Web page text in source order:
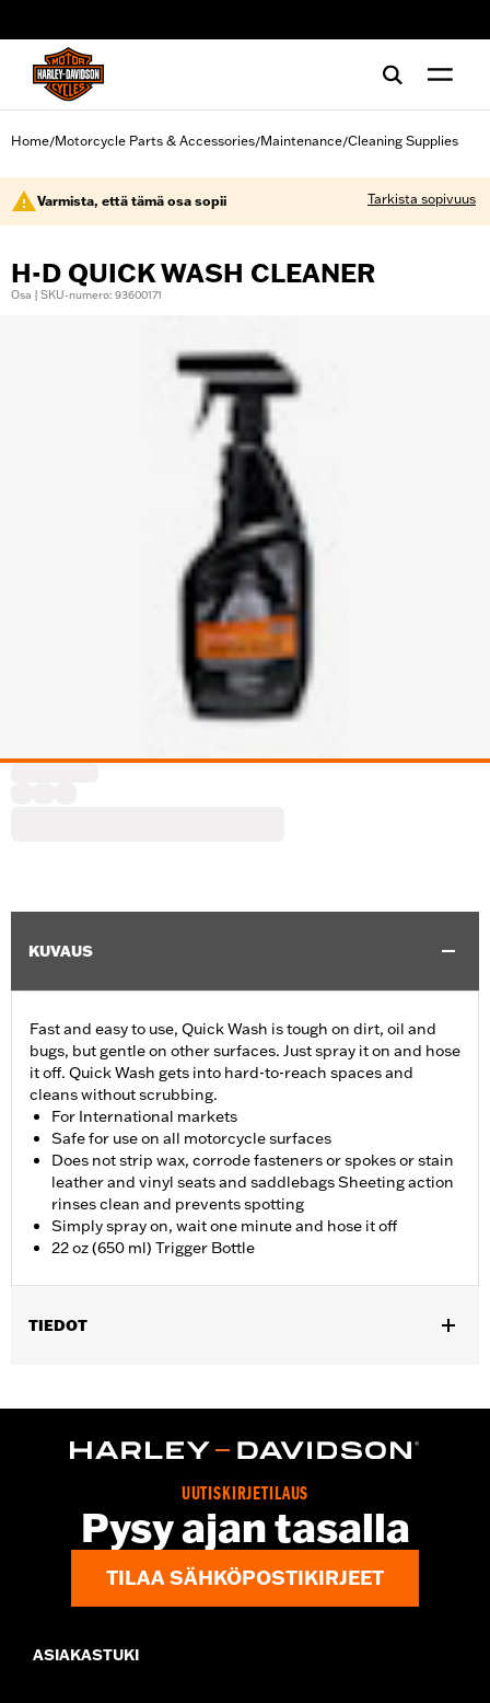
Home/Motorcycle Parts & Accessories/Maintenance/Cleaning Supplies
Varmista, että tämä osa sopii Tarkista sopivuus
H-D QUICK WASH CLEANER
Osa | SKU-numero: 93600171
KUVAUS
Fast and easy to use, Quick Wash is tough on dirt, oil and
bugs, but gentle on other surfaces. Just spray it on and hose
it off. Quick Wash gets into hard-to-reach spaces and
cleans without scrubbing.
For International markets
Safe for use on all motorcycle surfaces
Does not strip wax, corrode fasteners or spokes or stain
leather and vinyl seats and saddlebags Sheeting action
rinses clean and prevents spotting
Simply spray on, wait one minute and hose it off
22 oz (650 ml) Trigger Bottle
TIEDOT
In the Box: 22-fl oz (650 ml) Bottle
UUTISKIRJETILAUS
Pysy ajan tasalla
TILAA SÄHKÖPOSTIKIRJEET
ASIAKASTUKI